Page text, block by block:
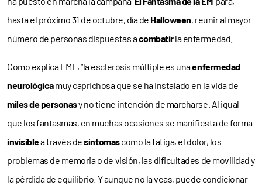
hasta el próximo 31 de octubre, día de Halloween, reunir al mayor
número de personas dispuestas acombatirla enfermedad.
Como explica EME, “la esclerosis múltiple es unaenfermedad
neurológicamuy caprichosa que se ha instalado en la vida de
miles de personasy no tiene intención de marcharse. Al igual
que los fantasmas, en muchas ocasiones se manifiesta de forma
invisiblea través desíntomascomo la fatiga, el dolor, los
problemas de memoria o de visión, las dificultades de movilidad y
la pérdida de equilibrio. Y aunque no la veas, puede condicionar